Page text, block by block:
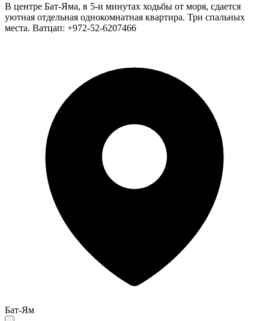
В центре Бат-Яма, в 5-и минутах ходьбы от моря, сдается
уютная отдельная однокомнатная квартира. Три спальных
места. Ватцап: +972-52-6207466
Бат-Ям